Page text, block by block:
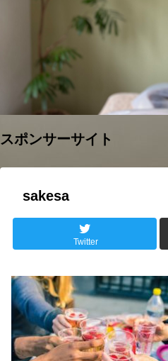
スポンサーサイト
sakesa
Twitter